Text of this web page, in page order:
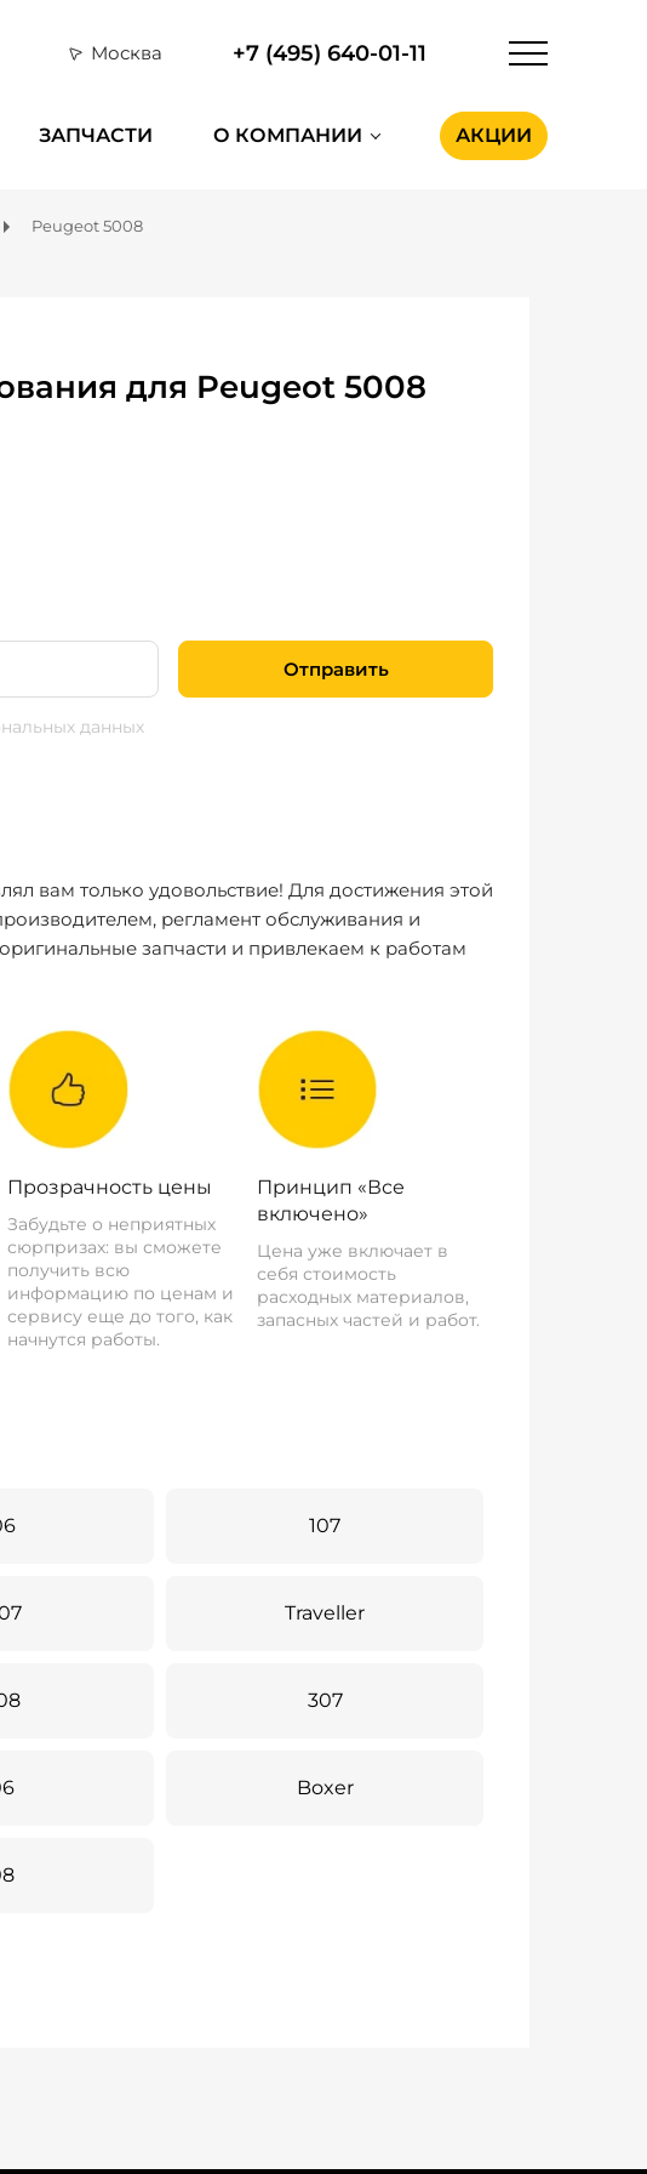
Москва +7 (495) 640-01-11
ЗАПЧАСТИ О КОМПАНИИ АКЦИИ
Peugeot 5008
для Peugeot 5008
Отправить
данных
вам только удовольствие! Для достижения этой
регламент обслуживания и
запчасти и привлекаем к работам
Прозрачность цены
Забудьте о неприятных
сюрпризах: вы сможете
получить всю
информацию по ценам и
сервису еще до того, как
начнутся работы.
Принцип «Все
включено»
Цена уже включает в
себя стоимость
расходных материалов,
запасных частей и работ.
107
Traveller
307
Boxer